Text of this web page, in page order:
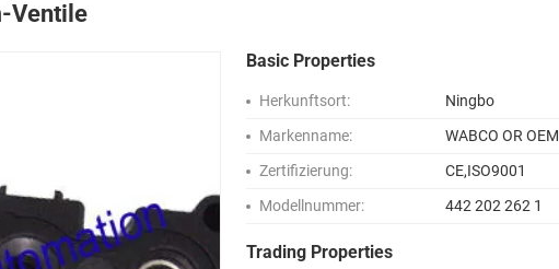
Ventile
Basic Properties
Herkunftsort:
Ningbo
Markenname:
WABCO OR OEM
Zertifizierung:
CE,ISO9001
Modellnummer:
442 202 262 1
Trading Properties